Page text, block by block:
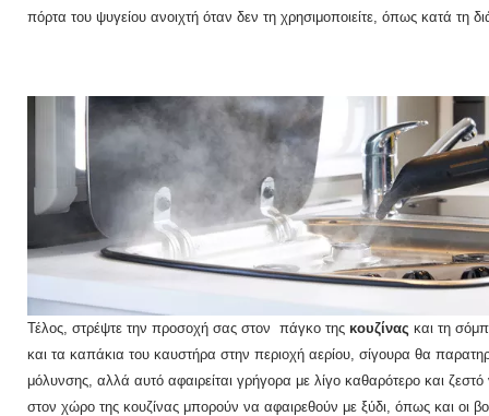
πόρτα του ψυγείου ανοιχτή όταν δεν τη χρησιμοποιείτε, όπως κατά τη
Τέλος, στρέψτε την προσοχή σας στον πάγκο της κουζίνας και τη
και τα καπάκια του καυστήρα στην περιοχή αερίου, σίγουρα θα
μόλυνσης, αλλά αυτό αφαιρείται γρήγορα με λίγο καθαρότερο και
στον χώρο της κουζίνας μπορούν να αφαιρεθούν με ξύδι, όπως και οι